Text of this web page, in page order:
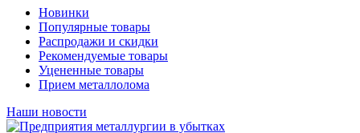
Новинки
Популярные товары
Распродажи и скидки
Рекомендуемые товары
Уцененные товары
Прием металлолома
Наши новости